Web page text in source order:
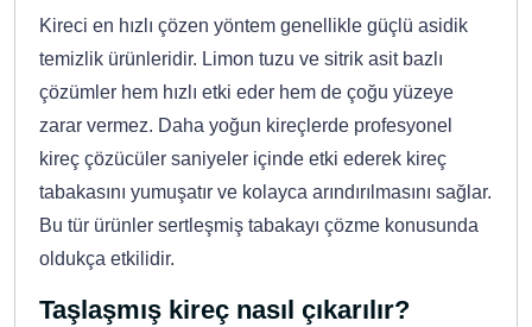
Kireci en hızlı çözen yöntem genellikle güçlü asidik
temizlik ürünleridir. Limon tuzu ve sitrik asit bazlı
çözümler hem hızlı etki eder hem de çoğu yüzeye
zarar vermez. Daha yoğun kireçlerde profesyonel
kireç çözücüler saniyeler içinde etki ederek kireç
tabakasını yumuşatır ve kolayca arındırılmasını sağlar.
Bu tür ürünler sertleşmiş tabakayı çözme konusunda
oldukça etkilidir.
Taşlaşmış kireç nasıl çıkarılır?